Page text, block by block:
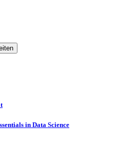
in Data Science